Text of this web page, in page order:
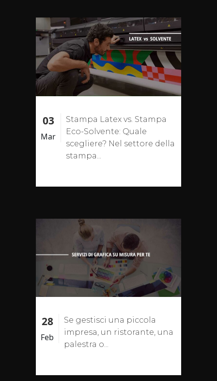
03
Mar
Stampa Latex vs. Stampa
Eco-Solvente: Quale
scegliere? Nel settore della
stampa...
28
Feb
Se gestisci una piccola
impresa, un ristorante, una
palestra o...